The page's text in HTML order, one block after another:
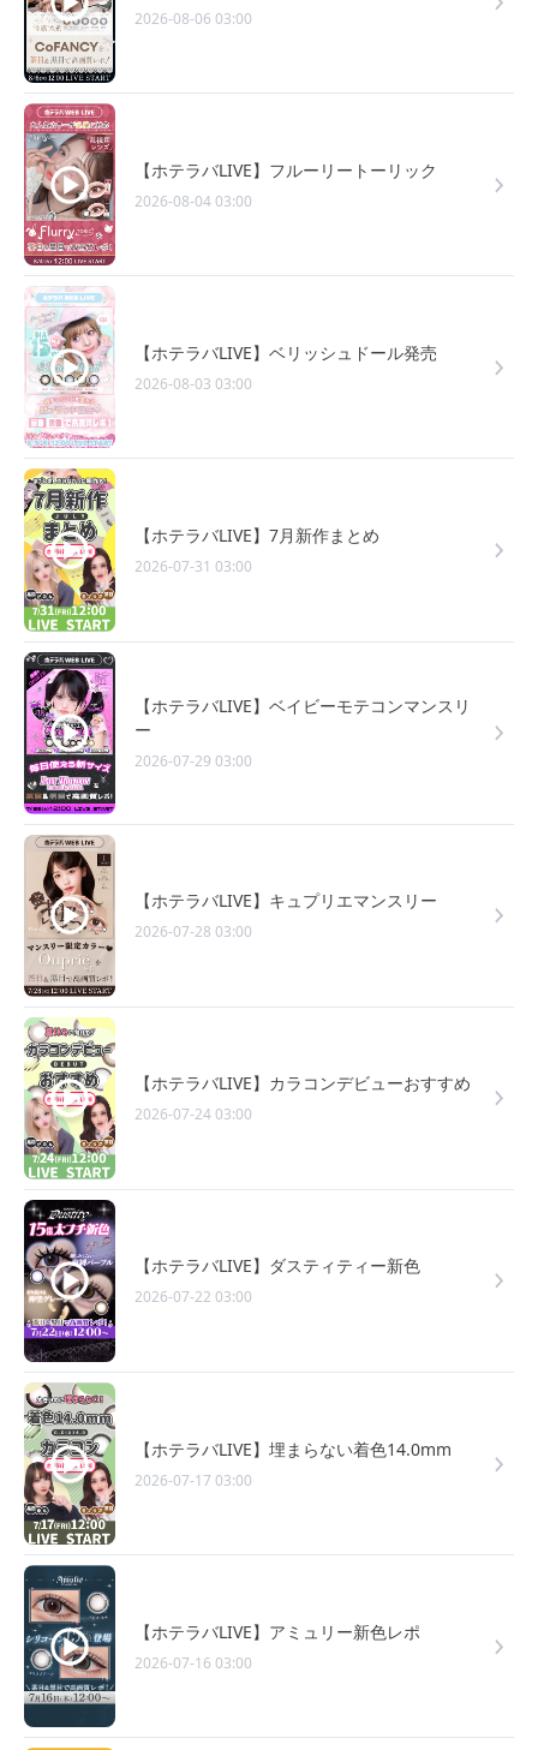
2026-08-06 03:00
【ホテラバLIVE】フルーリートーリック
2026-08-04 03:00
【ホテラバLIVE】ベリッシュドール発売
2026-08-03 03:00
【ホテラバLIVE】7月新作まとめ
2026-07-31 03:00
【ホテラバLIVE】ベイビーモテコンマンスリ
ー
2026-07-29 03:00
【ホテラバLIVE】キュプリエマンスリー
2026-07-28 03:00
【ホテラバLIVE】カラコンデビューおすすめ
2026-07-24 03:00
【ホテラバLIVE】ダスティティー新色
2026-07-22 03:00
【ホテラバLIVE】埋まらない着色14.0mm
2026-07-17 03:00
【ホテラバLIVE】アミュリー新色レポ
2026-07-16 03:00